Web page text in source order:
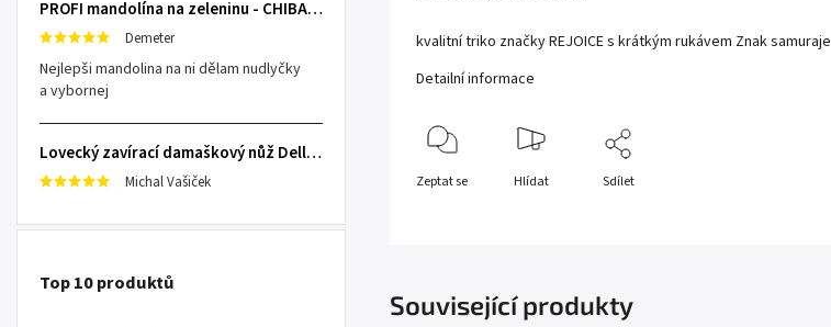
PROFI mandolína na zeleninu - CHIBA Japan, sengiri slicekun
Demeter
Nejlepši mandolina na ni dělam nudlyčky
a vybornej
Lovecký zavírací damaškový nůž Dellinger Damask Star
Michal Vašiček
Top 10 produktů
kvalitní triko značky REJOICE s krátkým rukávem Znak samuraje
Detailní informace
Zeptat se Hlídat Sdílet
Související produkty